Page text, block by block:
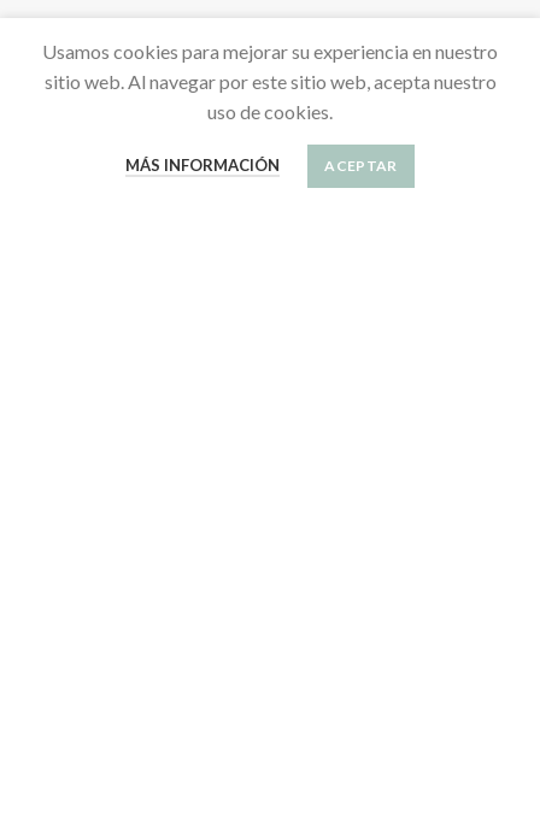
Usamos cookies para mejorar su experiencia en nuestro
sitio web. Al navegar por este sitio web, acepta nuestro
uso de cookies.
MÁS INFORMACIÓN ACEPTAR